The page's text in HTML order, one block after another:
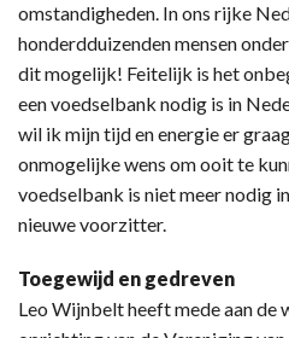
omstandigheden. In ons rijke
honderdduizenden mensen
dit mogelijk! Feitelijk is het
een voedselbank nodig is in
wil ik mijn tijd en energie er
onmogelijke wens om ooit te
voedselbank is niet meer nodig
nieuwe voorzitter.
Toegewijd en gedreven
Leo Wijnbelt heeft mede aan de